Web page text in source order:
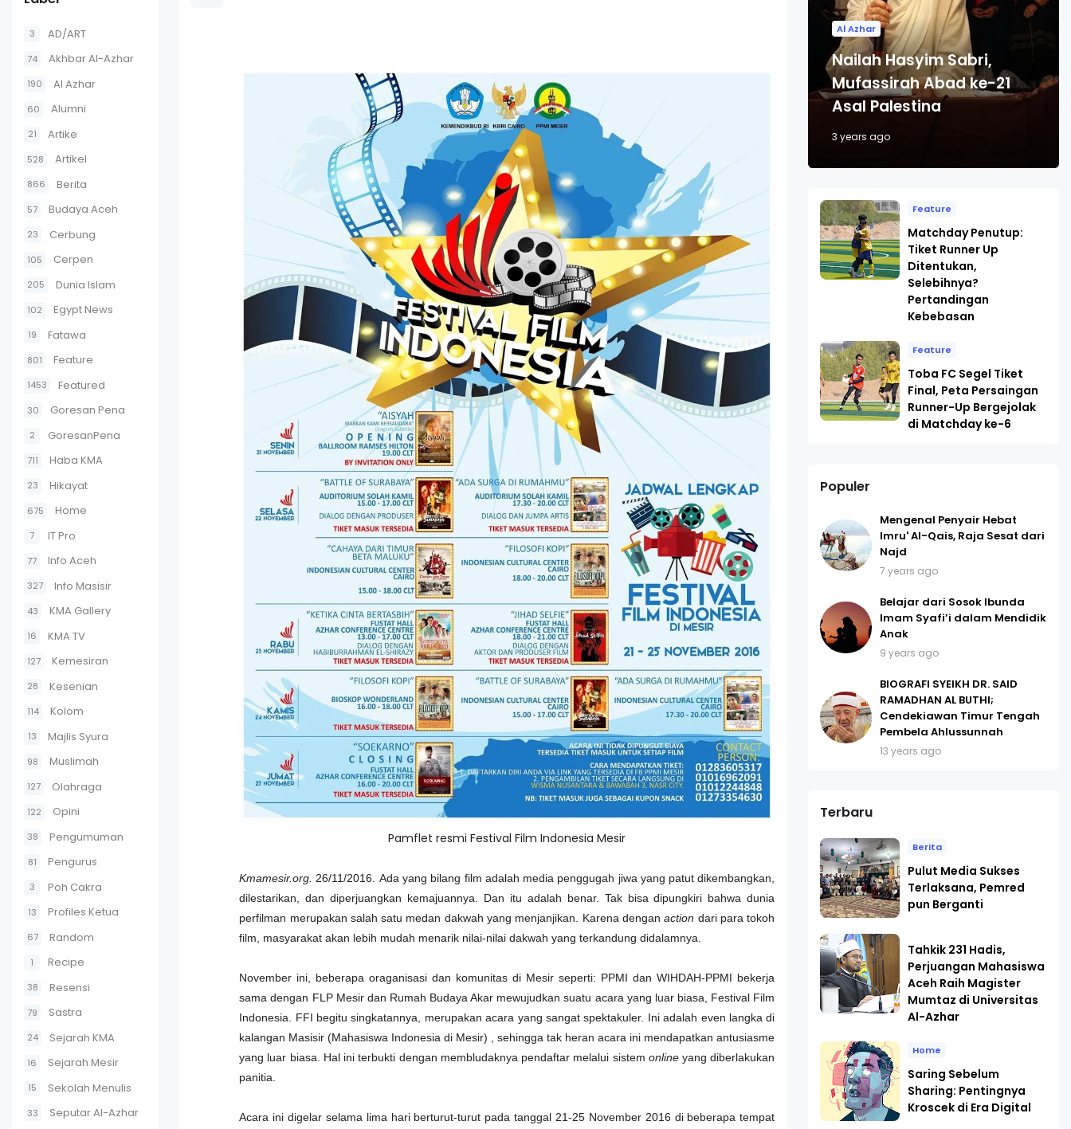
3 AD/ART
74 Akhbar Al-Azhar
190 Al Azhar
60 Alumni
21 Artike
528 Artikel
866 Berita
57 Budaya Aceh
23 Cerbung
105 Cerpen
205 Dunia Islam
102 Egypt News
19 Fatawa
801 Feature
1453 Featured
30 Goresan Pena
2 GoresanPena
711 Haba KMA
23 Hikayat
675 Home
7 IT Pro
77 Info Aceh
327 Info Masisir
43 KMA Gallery
16 KMA TV
127 Kemesiran
28 Kesenian
114 Kolom
13 Majlis Syura
98 Muslimah
127 Olahraga
122 Opini
38 Pengumuman
81 Pengurus
3 Poh Cakra
13 Profiles Ketua
67 Random
1 Recipe
38 Resensi
79 Sastra
24 Sejarah KMA
16 Sejarah Mesir
15 Sekolah Menulis
33 Seputar Al-Azhar
Pamflet resmi Festival Film Indonesia Mesir
Kmamesir.org.26/11/2016. Ada yang bilang film adalah media penggugah jiwa yang patut dikembangkan,
dilestarikan, dan diperjuangkan kemajuannya. Dan itu adalah benar. Tak bisa dipungkiri bahwa dunia
perfilman merupakan salah satu medan dakwah yang menjanjikan. Karena denganaction dari para tokoh
film, masyarakat akan lebih mudah menarik nilai-nilai dakwah yang terkandung didalamnya.
November ini, beberapa oraganisasi dan komunitas di Mesir seperti: PPMI dan WIHDAH-PPMI bekerja
sama dengan FLP Mesir dan Rumah Budaya Akar mewujudkan suatu acara yang luar biasa, Festival Film
Indonesia. FFI begitu singkatannya, merupakan acara yang sangat spektakuler. Ini adalah even langka di
kalangan Masisir (Mahasiswa Indonesia di Mesir) , sehingga tak heran acara ini mendapatkan antusiasme
yang luar biasa. Hal ini terbukti dengan membludaknya pendaftar melalui sistem onlineyang diberlakukan
panitia.
Acara ini digelar selama lima hari berturut-turut pada tanggal 21-25 November 2016 di beberapa tempat
Al Azhar
Nailah Hasyim Sabri,
Mufassirah Abad ke-21
Asal Palestina
3 years ago
Feature
Matchday Penutup:
Tiket Runner Up
Ditentukan,
Selebihnya?
Pertandingan
Kebebasan
Feature
Toba FC Segel Tiket
Final, Peta Persaingan
Runner-Up Bergejolak
di Matchday ke-6
Populer
Mengenal Penyair Hebat
Imru' Al-Qais, Raja Sesat dari
Najd
7 years ago
Belajar dari Sosok Ibunda
Imam Syafi’i dalam Mendidik
Anak
9 years ago
BIOGRAFI SYEIKH DR. SAID
RAMADHAN AL BUTHI;
Cendekiawan Timur Tengah
Pembela Ahlussunnah
13 years ago
Terbaru
Berita
Pulut Media Sukses
Terlaksana, Pemred
pun Berganti
Tahkik 231 Hadis,
Perjuangan Mahasiswa
Aceh Raih Magister
Mumtaz di Universitas
Al-Azhar
Home
Saring Sebelum
Sharing: Pentingnya
Kroscek di Era Digital